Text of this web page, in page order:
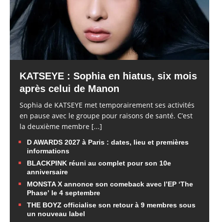
KATSEYE : Sophia en hiatus, six mois
après celui de Manon
Sophia de KATSEYE met temporairement ses activités
en pause avec le groupe pour raisons de santé. C’est
la deuxième membre [...]
D AWARDS 2027 à Paris : dates, lieu et premières
informations
BLACKPINK réuni au complet pour son 10e
anniversaire
MONSTA X annonce son comeback avec l’EP ‘The
Phase’ le 4 septembre
THE BOYZ officialise son retour à 9 membres sous
un nouveau label